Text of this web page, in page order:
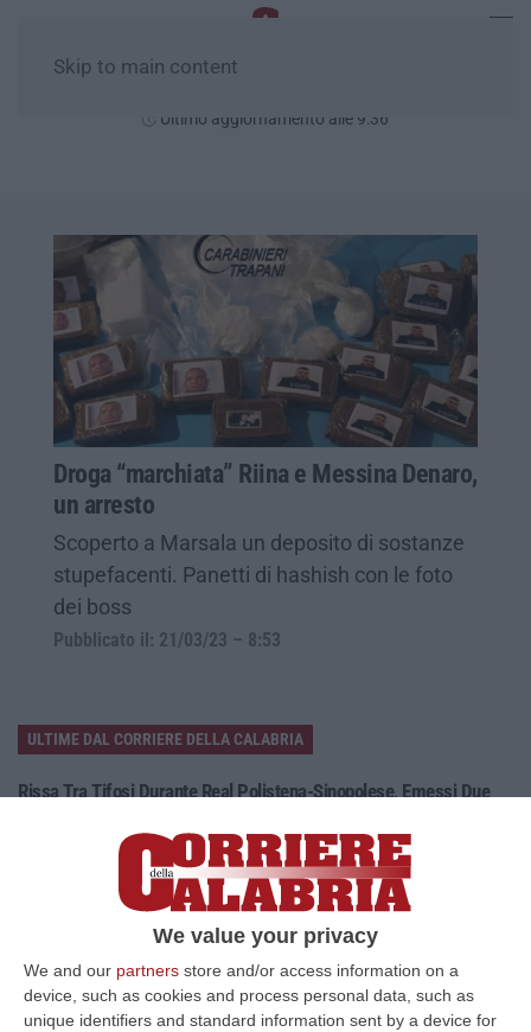
We value your privacy
We and our partners store and/or access information on a
device, such as cookies and process personal data, such as
unique identifiers and standard information sent by a device for
Skip to main content
Ultimo aggiornamento alle 9:36
Droga “marchiata” Riina e Messina Denaro,
un arresto
Scoperto a Marsala un deposito di sostanze
stupefacenti. Panetti di hashish con le foto
dei boss
Pubblicato il: 21/03/23 – 8:53
ULTIME DAL CORRIERE DELLA CALABRIA
Rissa Tra Tifosi Durante Real Polistena-Sinopolese, Emessi Due
“La polizia ha notificato due provvedimenti di daspo, emessi dalla
Questura di Reggio Calabria a fine luglio, nei confronti di tifosi ritenu…
09 Agosto, 9:36
“Le criptovalute continuano a rappresentare uno degli strumenti più
frequentemente utilizzati dai truffatori per attirare potenziali vittime…